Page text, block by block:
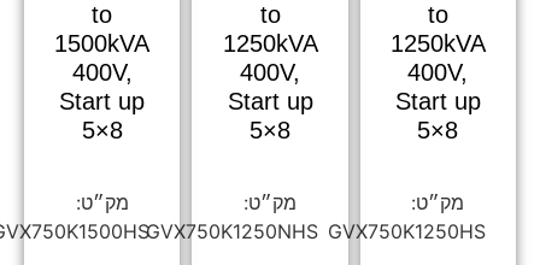
1250kVA
400V,
Start up
5×8
GVX750K1250HS
1250kVA
400V,
Start up
5×8
GVX750K1250NHS
1500kVA
400V,
Start up
5×8
GVX750K1500HS